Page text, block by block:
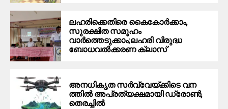
ലഹരിക്കെതിരെ കൈകോര്‍ക്കാം,
സുരക്ഷിത സമൂഹം
വാര്‍ത്തെടുക്കാം;ലഹരി വിരുദ്ധ
ബോധവല്‍ക്കരണ ക്ലാസ്
അ​ന​ധി​കൃ​ത​ ​സ​ർ​വ്വേ​യ്ക്കി​ടെ വ​ന​
ത്തി​ൽ​ അപ്രത്യക്ഷമായി ​ഡ്രോ​ൺ,​
തെ​ര​ച്ചിൽ